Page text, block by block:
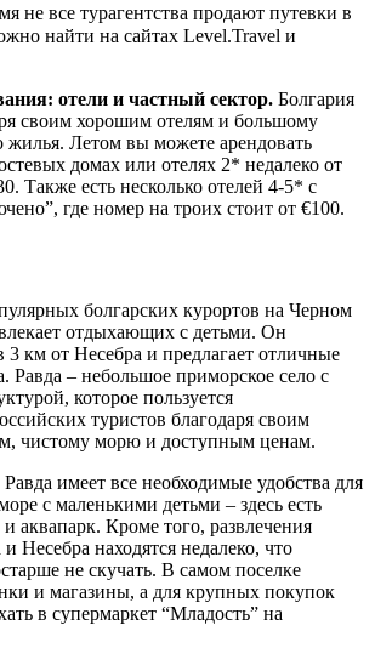
не все турагентства продают путевки в
найти на сайтах Level.Travel и
отели и частный сектор. Болгария
своим хорошим отелям и большому
жилья. Летом вы можете арендовать
домах или отелях 2* недалеко от
Также есть несколько отелей 4-5* с
где номер на троих стоит от €100.
болгарских курортов на Черном
отдыхающих с детьми. Он
3 км от Несебра и предлагает отличные
Равда – небольшое приморское село с
которое пользуется
туристов благодаря своим
чистому морю и доступным ценам.
Равда имеет все необходимые удобства для
с маленькими детьми – здесь есть
аквапарк. Кроме того, развлечения
Несебра находятся недалеко, что
не скучать. В самом поселке
и магазины, а для крупных покупок
в супермаркет “Младость” на